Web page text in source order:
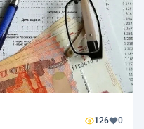
126 0